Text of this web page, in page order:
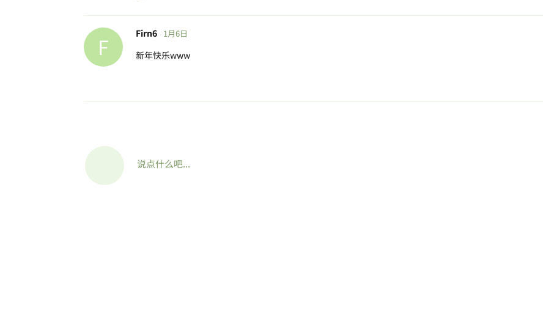
F Firn6 1月6日
新年快乐www
说点什么吧...